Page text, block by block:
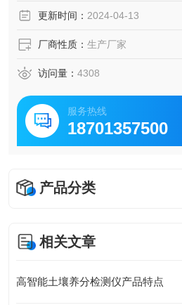
更新时间： 2024-04-13
厂商性质： 生产厂家
访问量： 4308
服务热线
18701357500
产品分类
相关文章
高智能土壤养分检测仪产品特点